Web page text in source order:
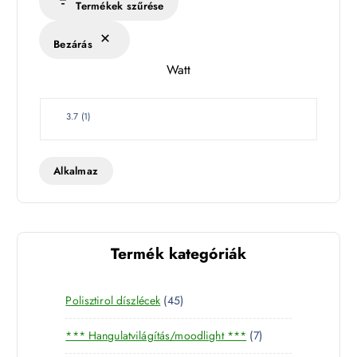
k
Termékek szűrése
Bezárás
Watt
W
t
3.7 (1)
Alkalmaz
Termék kategóriák
Polisztirol díszlécek 454
5
t
*** Hangulatvilágítás/moodlight *** 77
t